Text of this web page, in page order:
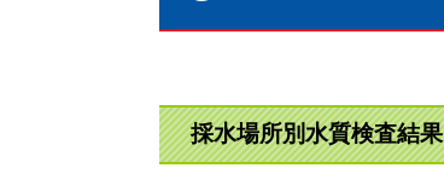
採水場所別水質検査結果